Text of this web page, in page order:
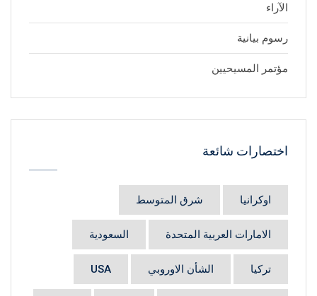
الآراء
رسوم بيانية
مؤتمر المسيحيين
اختصارات شائعة
اوكرانيا شرق المتوسط
الامارات العربية المتحدة السعودية
تركيا الشأن الاوروبي USA